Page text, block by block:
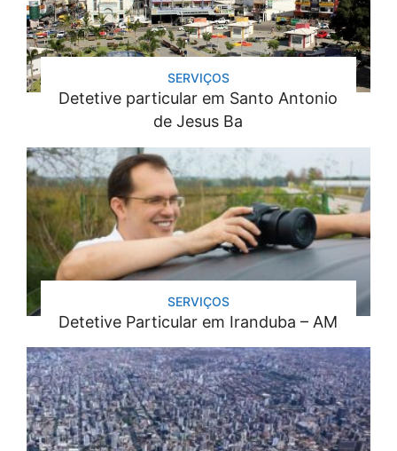
SERVIÇOS
Detetive particular em Santo Antonio
de Jesus Ba
SERVIÇOS
Detetive Particular em Iranduba – AM